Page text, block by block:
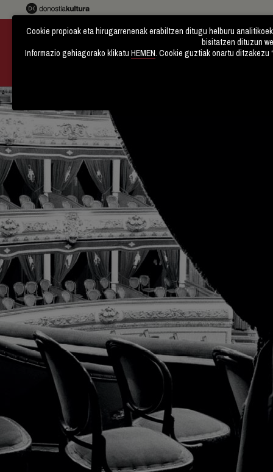
Cookie propioak eta hirugarrenenak erabiltzen ditugu helburu
bisitatzen dituzun
Informazio gehiagorako klikatu HEMEN. Cookie guztiak onartu ditzakezu